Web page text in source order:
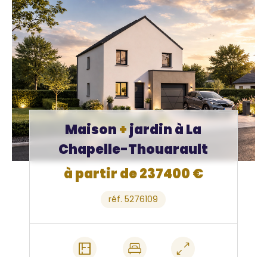
Maison+jardin à La
Chapelle-Thouarault
à partir de 237400 €
réf. 5276109